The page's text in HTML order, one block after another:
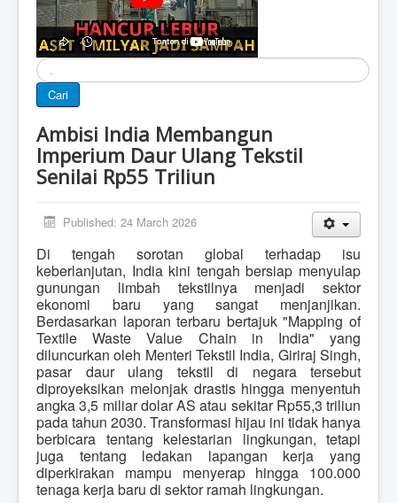
Cari
Cari
Ambisi India Membangun
Imperium Daur Ulang Tekstil
Senilai Rp55 Triliun
Published: 24 March 2026
Di tengah sorotan global terhadap isu
keberlanjutan, India kini tengah bersiap menyulap
gunungan limbah tekstilnya menjadi sektor
ekonomi baru yang sangat menjanjikan.
Berdasarkan laporan terbaru bertajuk "Mapping of
Textile Waste Value Chain in India" yang
diluncurkan oleh Menteri Tekstil India, Giriraj Singh,
pasar daur ulang tekstil di negara tersebut
diproyeksikan melonjak drastis hingga menyentuh
angka 3,5 miliar dolar AS atau sekitar Rp55,3 triliun
pada tahun 2030. Transformasi hijau ini tidak hanya
berbicara tentang kelestarian lingkungan, tetapi
juga tentang ledakan lapangan kerja yang
diperkirakan mampu menyerap hingga 100.000
tenaga kerja baru di sektor ramah lingkungan.